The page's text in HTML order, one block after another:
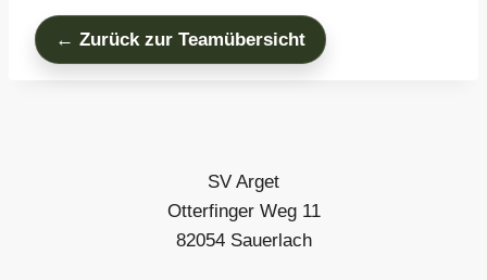
← Zurück zur Teamübersicht
SV Arget
Otterfinger Weg 11
82054 Sauerlach